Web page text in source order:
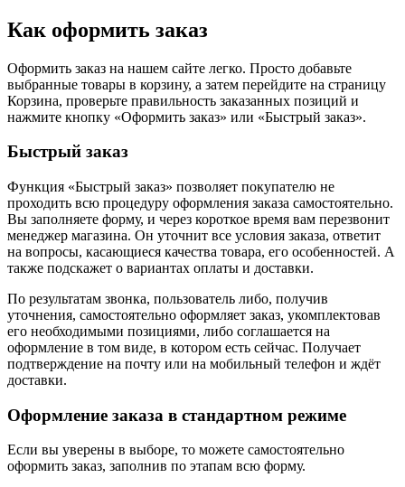
Как оформить заказ
Оформить заказ на нашем сайте легко. Просто добавьте
выбранные товары в корзину, а затем перейдите на страницу
Корзина, проверьте правильность заказанных позиций и
нажмите кнопку «Оформить заказ» или «Быстрый заказ».
Быстрый заказ
Функция «Быстрый заказ» позволяет покупателю не
проходить всю процедуру оформления заказа самостоятельно.
Вы заполняете форму, и через короткое время вам перезвонит
менеджер магазина. Он уточнит все условия заказа, ответит
на вопросы, касающиеся качества товара, его особенностей. А
также подскажет о вариантах оплаты и доставки.
По результатам звонка, пользователь либо, получив
уточнения, самостоятельно оформляет заказ, укомплектовав
его необходимыми позициями, либо соглашается на
оформление в том виде, в котором есть сейчас. Получает
подтверждение на почту или на мобильный телефон и ждёт
доставки.
Оформление заказа в стандартном режиме
Если вы уверены в выборе, то можете самостоятельно
оформить заказ, заполнив по этапам всю форму.